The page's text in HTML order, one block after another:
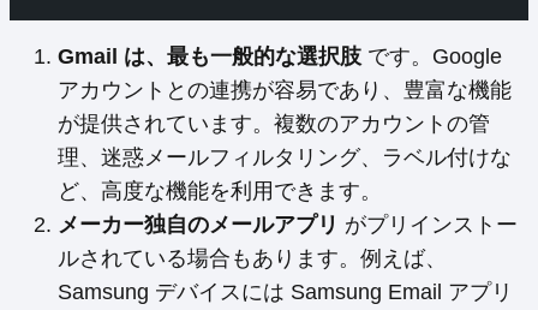
Gmail は、最も一般的な選択肢 です。Google
アカウントとの連携が容易であり、豊富な機能
が提供されています。複数のアカウントの管
理、迷惑メールフィルタリング、ラベル付けな
ど、高度な機能を利用できます。
メーカー独自のメールアプリ がプリインストー
ルされている場合もあります。例えば、
Samsung デバイスには Samsung Email アプリ